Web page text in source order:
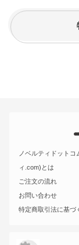
ノベルティドットコ
ィ.com)とは
ご注文の流れ
お問い合わせ
特定商取引法に基づ